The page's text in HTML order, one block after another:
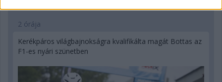
2 órája
Kerékpáros világbajnokságra kvalifikálta magát Bottas az
F1-es nyári szünetben